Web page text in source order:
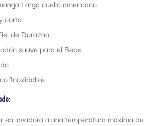
Larga cuello americano
corta
de Durazno
suave para el Bebe
Inoxidable
en lavadora a una temperatura máxima de